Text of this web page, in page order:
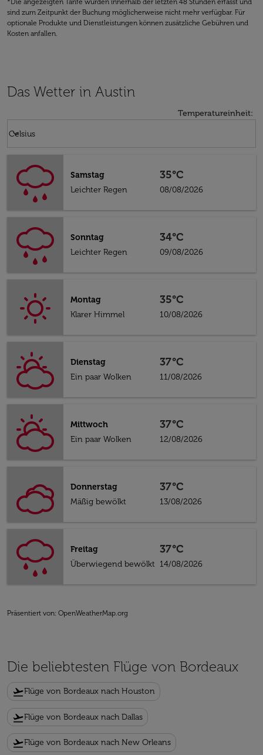
*Die angezeigten Tarife wurden innerhalb der letzten 48 Stunden erfasst und
sind zum Zeitpunkt der Buchung möglicherweise nicht mehr verfügbar. Für
optionale Produkte und Dienstleistungen können zusätzliche Gebühren und
Kosten anfallen.
Das Wetter in Austin
Temperatureinheit:
Celsius
keyboard_arrow_down
Samstag
Leichter Regen
35°C
08/08/2026
Sonntag
Leichter Regen
34°C
09/08/2026
Montag
Klarer Himmel
35°C
10/08/2026
Dienstag
Ein paar Wolken
37°C
11/08/2026
Mittwoch
Ein paar Wolken
37°C
12/08/2026
Donnerstag
Mäßig bewölkt
37°C
13/08/2026
Freitag
Überwiegend bewölkt
37°C
14/08/2026
Präsentiert von: OpenWeatherMap.org
Die beliebtesten Flüge von Bordeaux
flight_takeoffFlüge von Bordeaux nach Houston
flight_takeoffFlüge von Bordeaux nach Dallas
flight_takeoffFlüge von Bordeaux nach New Orleans